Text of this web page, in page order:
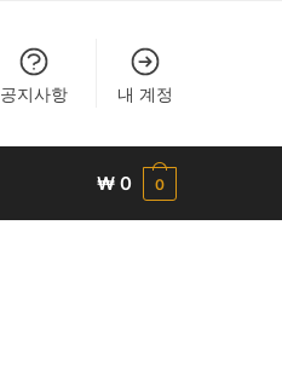
공지사항 내 계정
₩ 0 0